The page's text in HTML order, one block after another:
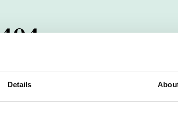
Details
Vi uppskattar verkligen ditt
om våra aktuella uppdrag.